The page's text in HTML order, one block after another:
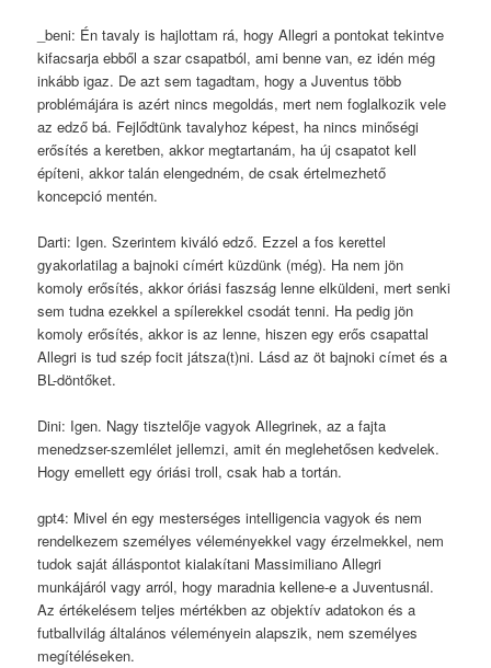
_beni: Én tavaly is hajlottam rá, hogy Allegri a pontokat tekintve
kifacsarja ebből a szar csapatból, ami benne van, ez idén még
inkább igaz. De azt sem tagadtam, hogy a Juventus több
problémájára is azért nincs megoldás, mert nem foglalkozik vele
az edző bá. Fejlődtünk tavalyhoz képest, ha nincs minőségi
erősítés a keretben, akkor megtartanám, ha új csapatot kell
építeni, akkor talán elengedném, de csak értelmezhető
koncepció mentén.
Darti: Igen. Szerintem kiváló edző. Ezzel a fos kerettel
gyakorlatilag a bajnoki címért küzdünk (még). Ha nem jön
komoly erősítés, akkor óriási faszság lenne elküldeni, mert senki
sem tudna ezekkel a spílerekkel csodát tenni. Ha pedig jön
komoly erősítés, akkor is az lenne, hiszen egy erős csapattal
Allegri is tud szép focit játsza(t)ni. Lásd az öt bajnoki címet és a
BL-döntőket.
Dini: Igen. Nagy tisztelője vagyok Allegrinek, az a fajta
menedzser-szemlélet jellemzi, amit én meglehetősen kedvelek.
Hogy emellett egy óriási troll, csak hab a tortán.
gpt4: Mivel én egy mesterséges intelligencia vagyok és nem
rendelkezem személyes véleményekkel vagy érzelmekkel, nem
tudok saját álláspontot kialakítani Massimiliano Allegri
munkájáról vagy arról, hogy maradnia kellene-e a Juventusnál.
Az értékelésem teljes mértékben az objektív adatokon és a
futballvilág általános véleményein alapszik, nem személyes
megítéléseken.